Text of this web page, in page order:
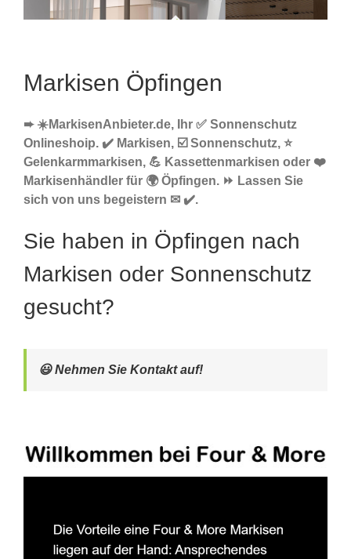
Markisen Öpfingen
➨ ☀️MarkisenAnbieter.de, Ihr ✅ Sonnenschutz
Onlineshoip. ✔️ Markisen, ☑️ Sonnenschutz, ⭐
Gelenkarmmarkisen, 💪 Kassettenmarkisen oder ❤️
Markisenhändler für 🌍 Öpfingen. ⏩ Lassen Sie
sich von uns begeistern ✉ ✔️.
Sie haben in Öpfingen nach
Markisen oder Sonnenschutz
gesucht?
😃 Nehmen Sie Kontakt auf!